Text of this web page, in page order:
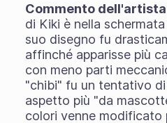
Commento
di Kiki è nella
suo disegno fu
affinché apparisse più
con meno parti
"chibi" fu un tentativo di
aspetto più "da
colori venne modificato